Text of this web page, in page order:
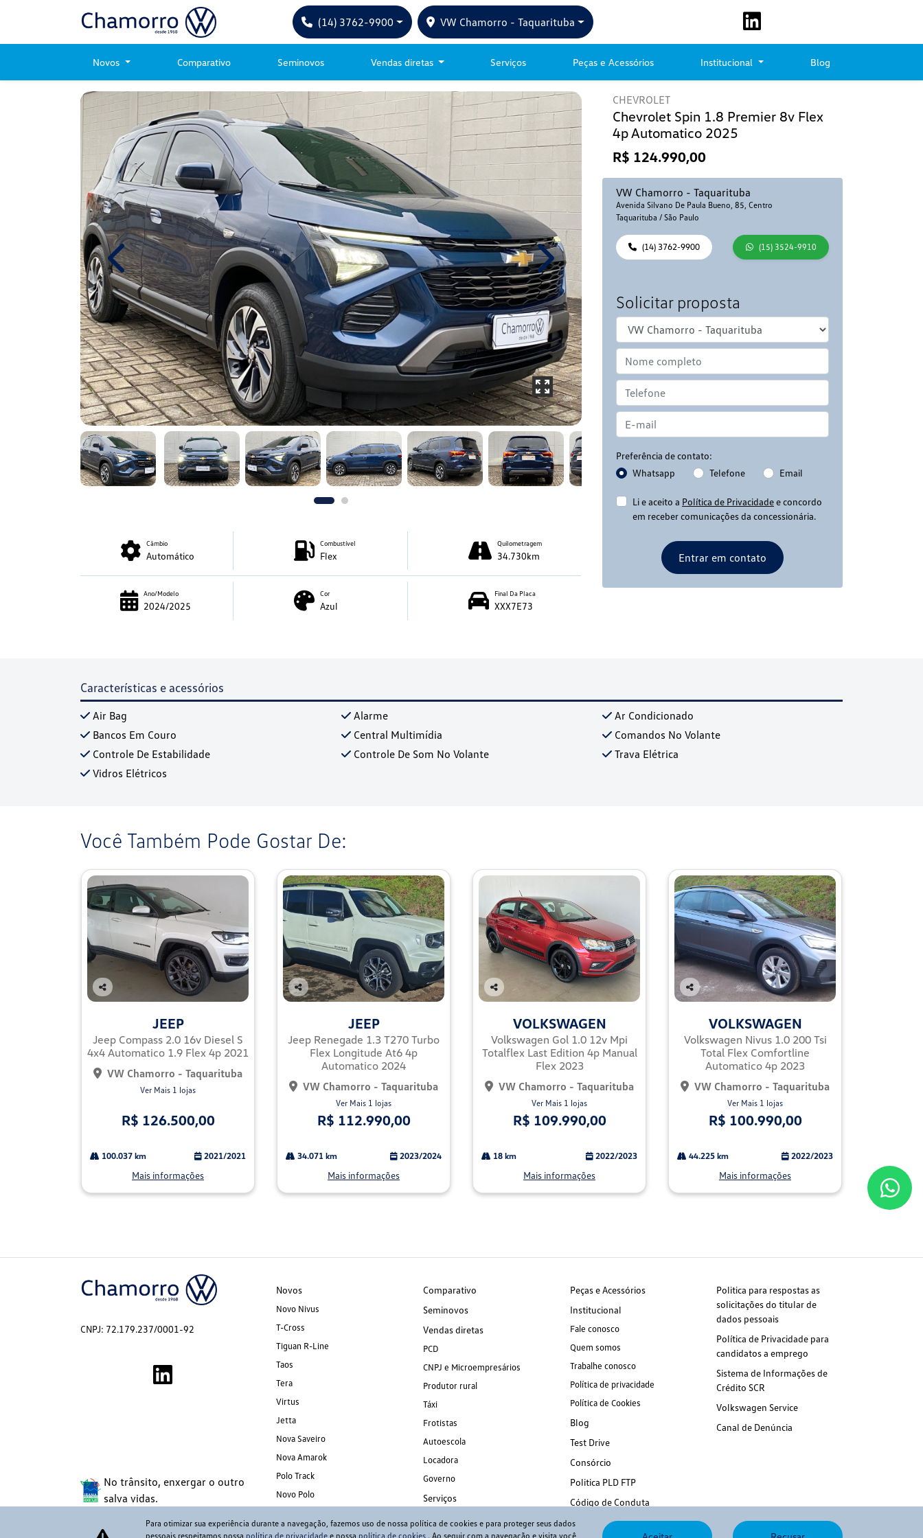
(14) 3762-9900 VW Chamorro - Taquarituba
Novos Comparativo Seminovos Vendas diretas Serviços Peças e Acessórios Institucional Blog
CHEVROLET
Chevrolet Spin 1.8 Premier 8v Flex
4p Automatico 2025
R$ 124.990,00
VW Chamorro - Taquarituba
Avenida Silvano De Paula Bueno, 85, Centro
Taquarituba / São Paulo
(14) 3762-9900 (15) 3524-9910
Solicitar proposta
Preferência de contato:
Whatsapp
Telefone Email
Li e aceito a Política de Privacidadee concordo
em receber comunicações da concessionária.
Entrar em contato
Previous Next
Câmbio
Automático
Combustível
Flex
Quilometragem
34.730km
Ano/Modelo
2024/2025
Cor
Azul
Final Da Placa
XXX7E73
Características e acessórios
Air Bag Alarme
Ar Condicionado
Bancos Em Couro
Central Multimídia
Comandos No Volante
Controle De Estabilidade
Controle De Som No Volante
Trava Elétrica
Vidros Elétricos
Você Também Pode Gostar De:
Co
lhe
JEEP
Jeep Compass 2.0 16v Diesel S
4x4 Automatico 1.9 Flex 4p 2021
VW Chamorro - Taquarituba
Ver Mais 1 lojas
R$ 126.500,00
100.037 km 2021/2021
Mais informações
Co
lhe
JEEP
Jeep Renegade 1.3 T270 Turbo
Flex Longitude At6 4p
Automatico 2024
VW Chamorro - Taquarituba
Ver Mais 1 lojas
R$ 112.990,00
34.071 km 2023/2024
Mais informações
Co
lhe
VOLKSWAGEN
Volkswagen Gol 1.0 12v Mpi
Totalflex Last Edition 4p Manual
Flex 2023
VW Chamorro - Taquarituba
Ver Mais 1 lojas
R$ 109.990,00
18 km 2022/2023
Mais informações
Co
lhe
VOLKSWAGEN
Volkswagen Nivus 1.0 200 Tsi
Total Flex Comfortline
Automatico 4p 2023
VW Chamorro - Taquarituba
Ver Mais 1 lojas
R$ 100.990,00
44.225 km 2022/2023
Mais informações
CNPJ: 72.179.237/0001-92
No trânsito, enxergar o outro
salva vidas.
Novos
Novo Nivus
T-Cross
Tiguan R-Line
Taos
Tera
Virtus
Jetta
Nova Saveiro
Nova Amarok
Polo Track
Novo Polo
Comparativo
Seminovos
Vendas diretas
PCD
CNPJ e Microempresários
Produtor rural
Táxi
Frotistas
Autoescola
Locadora
Governo
Serviços
Peças e Acessórios
Institucional
Fale conosco
Quem somos
Trabalhe conosco
Política de privacidade
Política de Cookies
Blog
Test Drive
Consórcio
Politica PLD FTP
Código de Conduta
Politica para respostas as
solicitações do titular de
dados pessoais
Política de Privacidade para
candidatos a emprego
Sistema de Informações de
Crédito SCR
Volkswagen Service
Canal de Denúncia
Para otimizar sua experiência durante a navegação, fazemos uso de nossa política de cookies e para proteger seus dados
pessoais respeitamos nossa política de privacidade e nossa política de cookies . Ao seguir com a navegação e visita você